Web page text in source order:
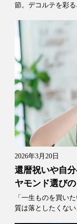
節。デコルテを彩
2026年3月20日
還暦祝いや自
ヤモンド選び
「一生ものを買い
質は落としたくな